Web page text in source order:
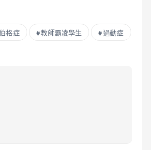
格症 教師霸凌學生 過動症